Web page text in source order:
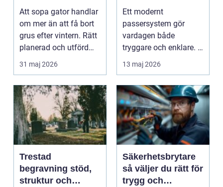
hållbara
stadsmiljöer
Att sopa gator handlar
om mer än att få bort
grus efter vintern. Rätt
planerad och utförd
gatusopnin...
31 maj 2026
smidigare tillträde
Ett modernt
passersystem gör
vardagen både
tryggare och enklare. I
stället för nycklar som
tappas bo...
13 maj 2026
Trestad
begravning stöd,
struktur och
Säkerhetsbrytare
så väljer du rätt för
trygg och